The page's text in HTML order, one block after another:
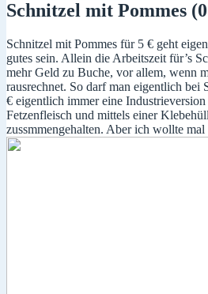
Schnitzel mit Pommes
Schnitzel mit Pommes für 5 € geht
gutes sein. Allein die Arbeitszeit für’s
mehr Geld zu Buche, vor allem, wenn
rausrechnet. So darf man eigentlich bei
€ eigentlich immer eine Industrieversion
Fetzenfleisch und mittels einer
zussmmengehalten. Aber ich wollte mal